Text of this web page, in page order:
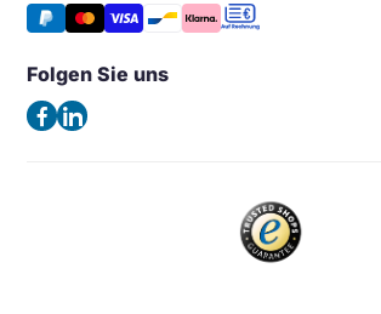
Häufig gestellte Fragen – FAQ
Allgemeine Geschäftsbedingungen
Datenschutzerklärung
Vergleichen
Stützen
Beleuchtung
Ergonomische Bürostuhl
Kaiserswerther Str. 115
Deutschland
(Keine Besuchsadresse)
info@easy-ergonomics.at
Folgen Sie uns